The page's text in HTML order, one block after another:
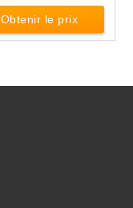
Obtenir le prix